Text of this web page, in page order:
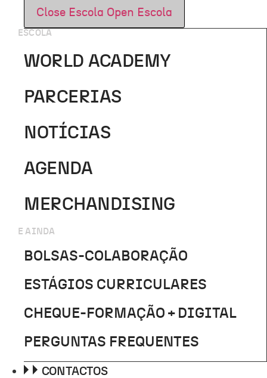
Close Escola Open Escola
ESCOLA
WORLD ACADEMY
PARCERIAS
NOTÍCIAS
AGENDA
MERCHANDISING
E AINDA
BOLSAS-COLABORAÇÃO
ESTÁGIOS CURRICULARES
CHEQUE-FORMAÇÃO + DIGITAL
PERGUNTAS FREQUENTES
CONTACTOS